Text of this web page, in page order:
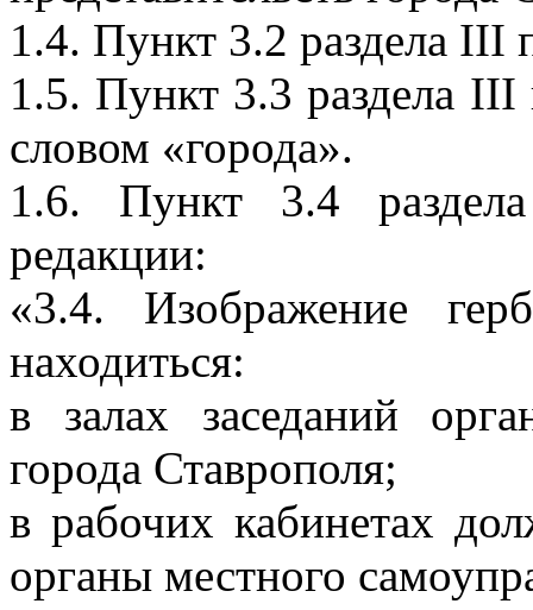
1.4. Пункт 3.2 раздела III
1.5. Пункт 3.3 раздела III
словом «города».
1.6. Пункт 3.4
редакции:
«3.4. Изображение
находиться:
в залах заседаний
города Ставрополя;
в рабочих кабинетах
органы местного